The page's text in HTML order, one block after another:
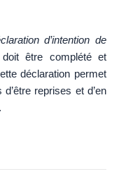
d’intention de
être complété et
déclaration permet
reprises et d’en